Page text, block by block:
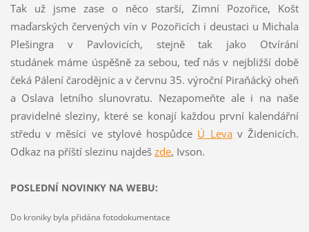
Tak už jsme zase o něco starší, Zimní Pozořice, Košt
maďarských červených vín v Pozořicích i deustaci u Michala
Plešingra v Pavlovicích, stejně tak jako Otvírání
studánek máme úspěšně za sebou, teď nás v nejbližší době
čeká Pálení čarodějnic a v červnu 35. výroční Piraňácký oheň
a Oslava letního slunovratu. Nezapomeňte ale i na naše
pravidelné sleziny, které se konají každou první kalendářní
středu v měsíci ve stylové hospůdce Ú Levav Židenicích.
Odkaz na příští slezinu najdeš zde, Ivson.
POSLEDNÍ NOVINKY NA WEBU:
Do kroniky byla přidána fotodokumentace